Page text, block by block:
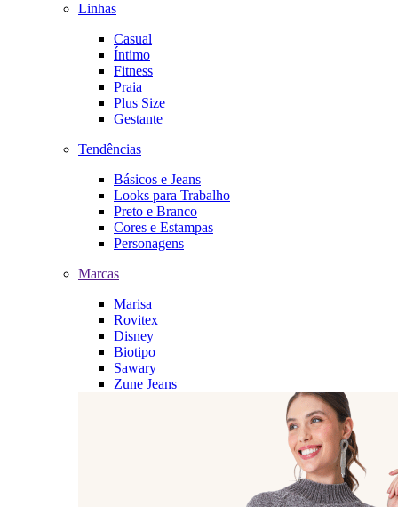
Linhas
Casual
Íntimo
Fitness
Praia
Plus Size
Gestante
Tendências
Básicos e Jeans
Looks para Trabalho
Preto e Branco
Cores e Estampas
Personagens
Marcas
Marisa
Rovitex
Disney
Biotipo
Sawary
Zune Jeans